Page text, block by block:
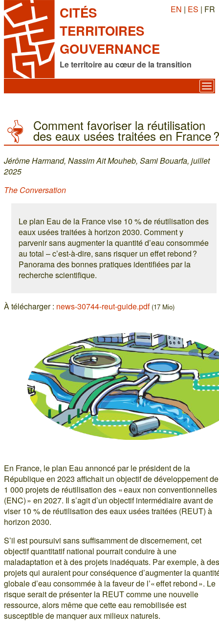
CITÉS
TERRITOIRES
GOUVERNANCE
Le territoire au cœur de la transition
EN | ES | FR
Comment favoriser la réutilisation
des eaux usées traitées en France ?
Jérôme Harmand, Nassim Ait Mouheb, Sami Bouarfa, juillet
2025
The Conversation
Le plan Eau de la France vise 10 % de réutilisation des
eaux usées traitées à horizon 2030. Comment y
parvenir sans augmenter la quantité d’eau consommée
au total – c’est-à-dire, sans risquer un effet rebond ?
Panorama des bonnes pratiques identifiées par la
recherche scientifique.
À télécharger : news-30744-reut-guide.pdf (17 Mio)
En France, le plan Eau annoncé par le président de la
République en 2023 affichait un objectif de développement de
1 000 projets de réutilisation des « eaux non conventionnelles
(ENC) » en 2027. Il s’agit d’un objectif intermédiaire avant de
viser 10 % de réutilisation des eaux usées traitées (REUT) à
horizon 2030.
S’il est poursuivi sans suffisamment de discernement, cet
objectif quantitatif national pourrait conduire à une
maladaptation et à des projets inadéquats. Par exemple, à des
projets qui auraient pour conséquence d’augmenter la
globale d’eau consommée à la faveur de l’« effet rebond ». Le
risque serait de présenter la REUT comme une nouvelle
ressource, alors même que cette eau remobilisée est
susceptible de manquer aux milieux naturels.